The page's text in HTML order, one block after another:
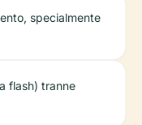
specialmente
flash) tranne